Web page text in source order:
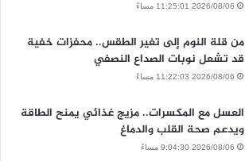
2026/08/06 11:25:01 مساءً
من قلة النوم إلى تغير الطقس.. محفزات خفية
قد تشعل نوبات الصداع النصفي
2026/08/06 11:22:03 مساءً
العسل مع المكسرات.. مزيج غذائي يمنح الطاقة
ويدعم صحة القلب والدماغ
2026/08/06 9:04:30 مساءً